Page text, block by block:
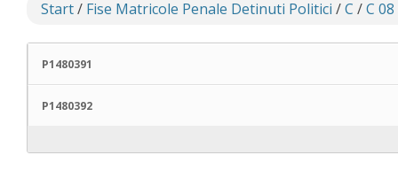
Start/ Fise Matricole Penale Detinuti Politici /C /C
P1480391
P1480392